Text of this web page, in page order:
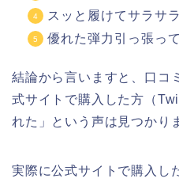
スッと履けてサラサ
優れた弾力引っ張っ
結論から言いますと、口コ
式サイトで購入した方（
れた」という声は見つかり
実際に公式サイトで購入し